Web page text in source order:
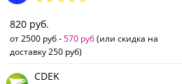
820 руб.
от 2500 руб -570 руб(или скидка на
доставку 250 руб)
CDEK